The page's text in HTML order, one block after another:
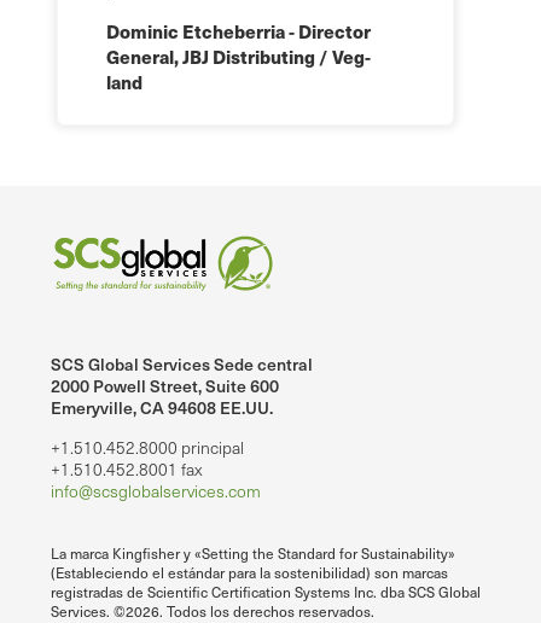
Dominic Etcheberria - Director
General, JBJ Distributing / Veg-
land
SCS Global Services Sede central
2000 Powell Street, Suite 600
Emeryville, CA 94608 EE.UU.
+1.510.452.8000 principal
+1.510.452.8001 fax
info@scsglobalservices.com
La marca Kingfisher y «Setting the Standard for Sustainability»
(Estableciendo el estándar para la sostenibilidad) son marcas
registradas de Scientific Certification Systems Inc. dba SCS Global
Services. ©2026. Todos los derechos reservados.